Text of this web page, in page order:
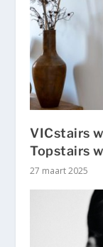
VICstairs
Topstairs
27 maart 2025